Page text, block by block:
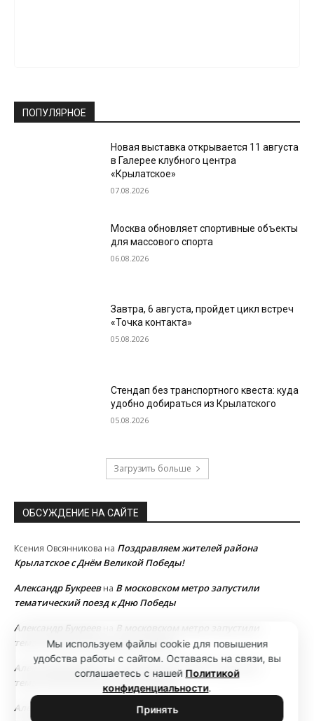
ПОПУЛЯРНОЕ
Новая выставка открывается 11 августа
в Галерее клубного центра
«Крылатское»
07.08.2026
Москва обновляет спортивные объекты
для массового спорта
06.08.2026
Завтра, 6 августа, пройдет цикл встреч
«Точка контакта»
05.08.2026
Стендап без транспортного квеста: куда
удобно добираться из Крылатского
05.08.2026
Загрузить больше
ОБСУЖДЕНИЕ НА САЙТЕ
Ксения Овсянникова на Поздравляем жителей района
Крылатское с Днём Великой Победы!
Александр Букреевна В московском метро запустили
тематический поезд к Дню Победы
Александр Букреев
В московском метро запустили
тематический поезд к Дню Победы
Александр Букреев
В московском метро запустили
тематический поезд к Дню Победы
Александр Букреев
В московском метро запустили
Мы используем файлы cookie для повышения
удобства работы с сайтом. Оставаясь на связи, вы
соглашаетесь с нашей Политикой
конфиденциальности.
Принять